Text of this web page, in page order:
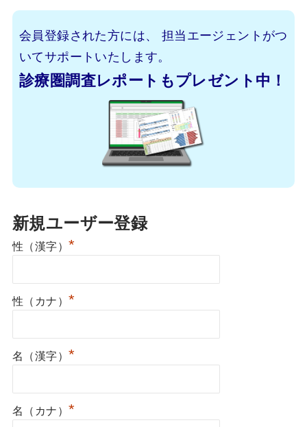
会員登録された方には、
担当エージェントがつ
いてサポートいたします。
診療圏調査レポートもプレゼント中！
新規ユーザー登録
性（漢字） *
性（カナ） *
名（漢字） *
名（カナ） *